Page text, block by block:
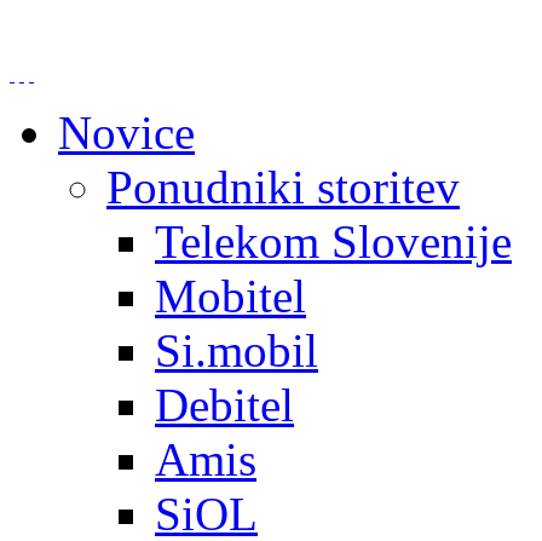
Novice
Ponudniki storitev
Telekom Slovenije
Mobitel
Si.mobil
Debitel
Amis
SiOL